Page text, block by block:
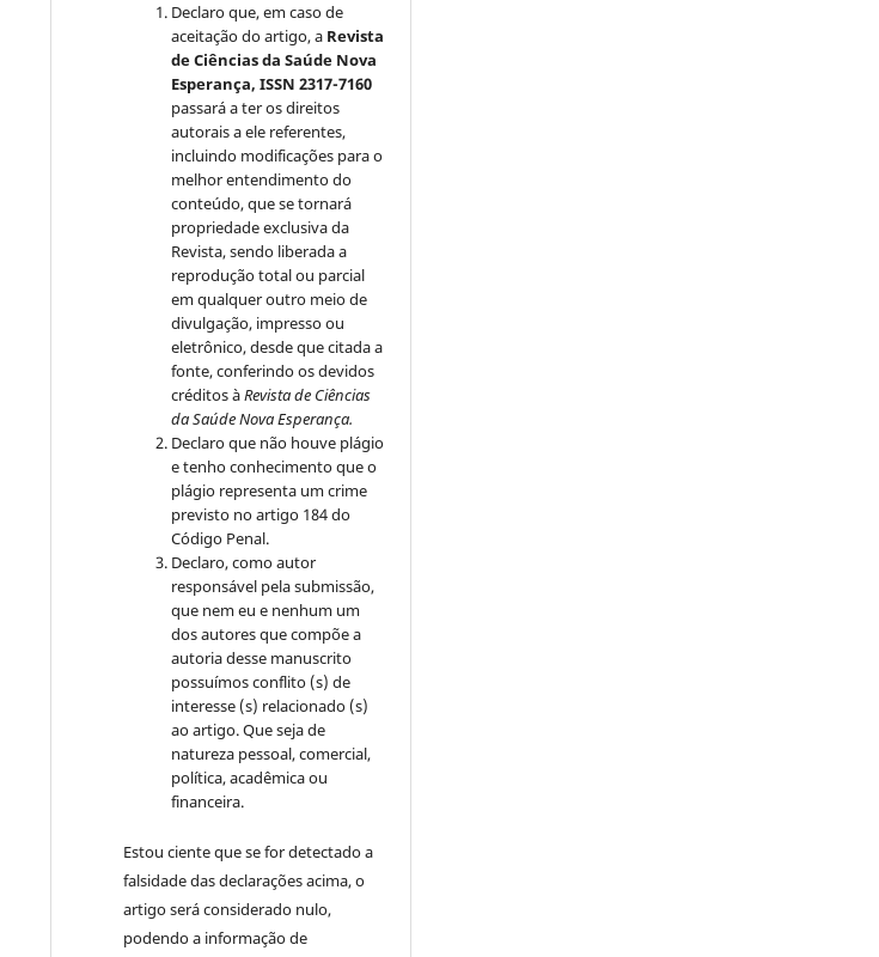
Declaro que, em caso de
aceitação do artigo, a Revista
de Ciências da Saúde Nova
Esperança, ISSN 2317-7160
passará a ter os direitos
autorais a ele referentes,
incluindo modificações para o
melhor entendimento do
conteúdo, que se tornará
propriedade exclusiva da
Revista, sendo liberada a
reprodução total ou parcial
em qualquer outro meio de
divulgação, impresso ou
eletrônico, desde que citada a
fonte, conferindo os devidos
créditos àRevista de Ciências
da Saúde Nova Esperança.
Declaro que não houve plágio
e tenho conhecimento que o
plágio representa um crime
previsto no artigo 184 do
Código Penal.
Declaro, como autor
responsável pela submissão,
que nem eu e nenhum um
dos autores que compõe a
autoria desse manuscrito
possuímos conflito (s) de
interesse (s) relacionado (s)
ao artigo. Que seja de
natureza pessoal, comercial,
política, acadêmica ou
financeira.
Estou ciente que se for detectado a
falsidade das declarações acima, o
artigo será considerado nulo,
podendo a informação de